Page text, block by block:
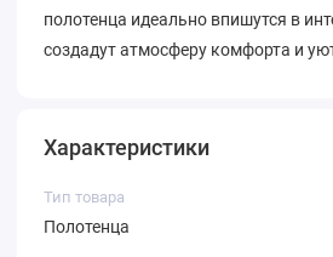
полотенца идеально впишутся в
создадут атмосферу комфорта и
Характеристики
Тип товара
Полотенца